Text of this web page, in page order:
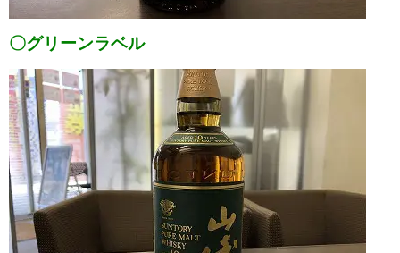
〇グリーンラベル